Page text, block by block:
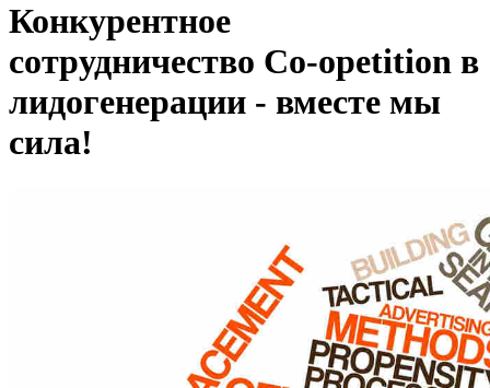
Конкурентное
сотрудничество Co-opetition в
лидогенерации - вместе мы
сила!